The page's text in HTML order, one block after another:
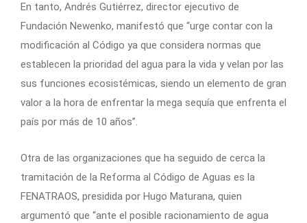
En tanto, Andrés Gutiérrez, director ejecutivo de
Fundación Newenko, manifestó que “urge contar con la
modificación al Código ya que considera normas que
establecen la prioridad del agua para la vida y velan por las
sus funciones ecosistémicas, siendo un elemento de gran
valor a la hora de enfrentar la mega sequía que enfrenta el
país por más de 10 años”.
Otra de las organizaciones que ha seguido de cerca la
tramitación de la Reforma al Código de Aguas es la
FENATRAOS, presidida por Hugo Maturana, quien
argumentó que “ante el posible racionamiento de agua